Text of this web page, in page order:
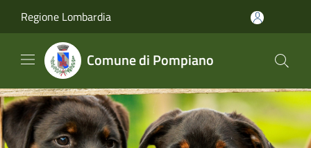
Regione Lombardia
Comune di Pompiano